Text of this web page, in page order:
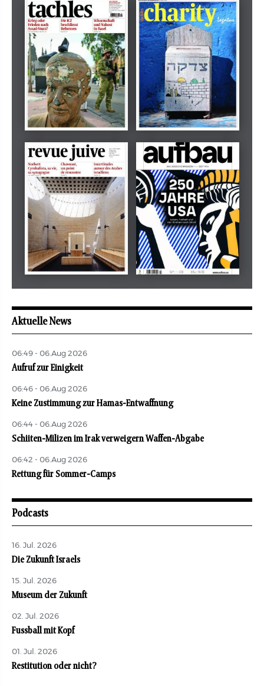
Dezember 2024
tachles
März 2026
Beilage
revue juive aufbau
Aktuelle News
06:49 - 06.Aug 2026
Aufruf zur Einigkeit
06:46 - 06.Aug 2026
Keine Zustimmung zur Hamas-Entwaffnung
06:44 - 06.Aug 2026
Schiiten-Milizen im Irak verweigern Waffen-Abgabe
06:42 - 06.Aug 2026
Rettung für Sommer-Camps
Podcasts
16. Jul. 2026
Die Zukunft Israels
15. Jul. 2026
Museum der Zukunft
02. Jul. 2026
Fussball mit Kopf
01. Jul. 2026
Restitution oder nicht?